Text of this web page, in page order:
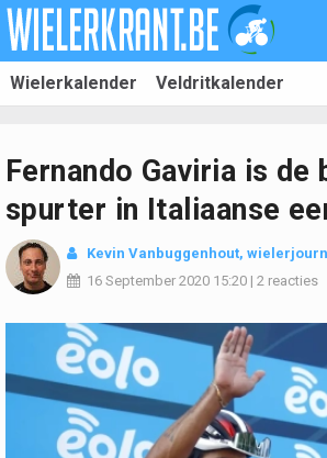
Wielerkalender Veldritkalender
Fernando Gaviria is de
spurter in Italiaanse
Kevin Vanbuggenhout,
16 September 2020 15:20 | 2 reacties